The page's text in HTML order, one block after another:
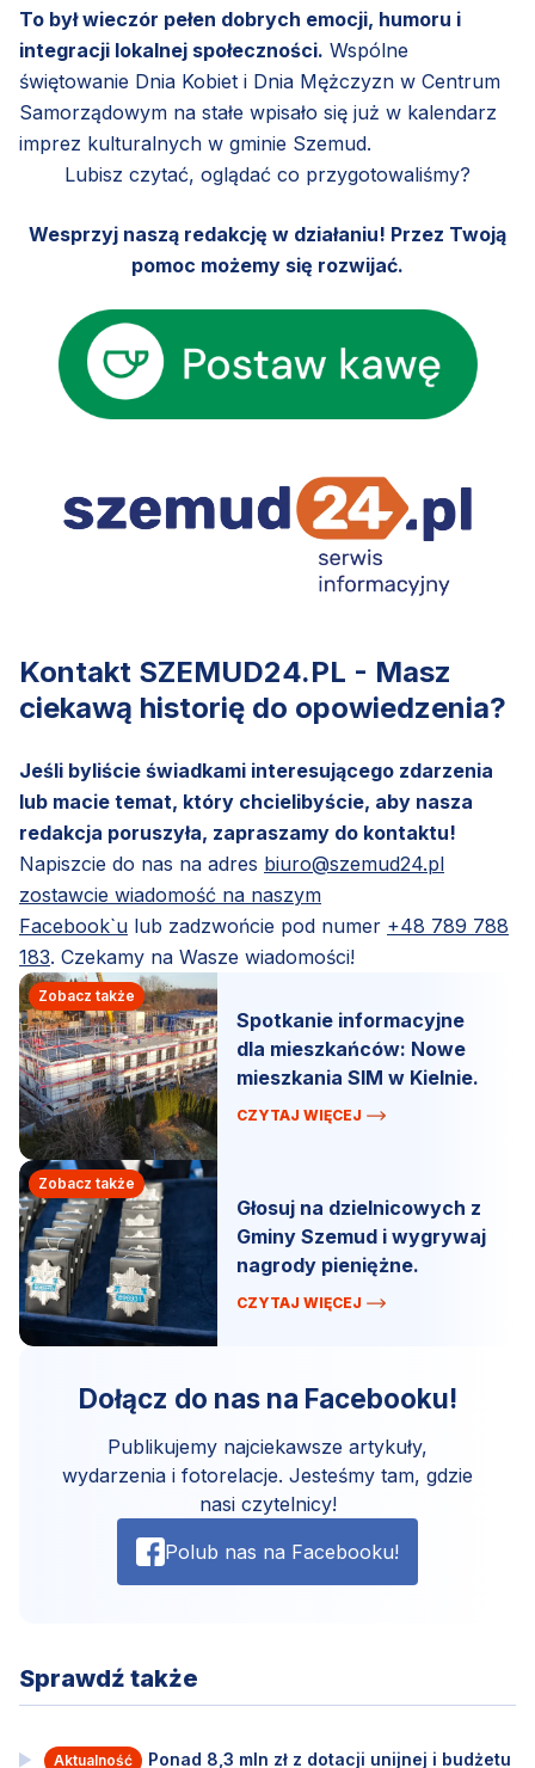
To był wieczór pełen dobrych emocji, humoru i
integracji lokalnej społeczności. Wspólne
świętowanie Dnia Kobiet i Dnia Mężczyzn w Centrum
Samorządowym na stałe wpisało się już w kalendarz
imprez kulturalnych w gminie Szemud.
Lubisz czytać, oglądać co przygotowaliśmy?
Wesprzyj naszą redakcję w działaniu! Przez Twoją
pomoc możemy się rozwijać.
Kontakt SZEMUD24.PL - Masz
ciekawą historię do opowiedzenia?
Jeśli byliście świadkami interesującego zdarzenia
lub macie temat, który chcielibyście, aby nasza
redakcja poruszyła, zapraszamy do kontaktu!
Napiszcie do nas na adres biuro@szemud24.pl
zostawcie wiadomość na naszym
Facebook`u lub zadzwońcie pod numer +48 789 788
183. Czekamy na Wasze wiadomości!
Zobacz także
Spotkanie informacyjne
dla mieszkańców: Nowe
mieszkania SIM w Kielnie.
CZYTAJ WIĘCEJ
Zobacz także
Głosuj na dzielnicowych z
Gminy Szemud i wygrywaj
nagrody pieniężne.
CZYTAJ WIĘCEJ
Dołącz do nas na Facebooku!
Publikujemy najciekawsze artykuły,
wydarzenia i fotorelacje. Jesteśmy tam, gdzie
nasi czytelnicy!
Polub nas na Facebooku!
Sprawdź także
Aktualność
Ponad 8,3 mln zł z dotacji unijnej i budżetu